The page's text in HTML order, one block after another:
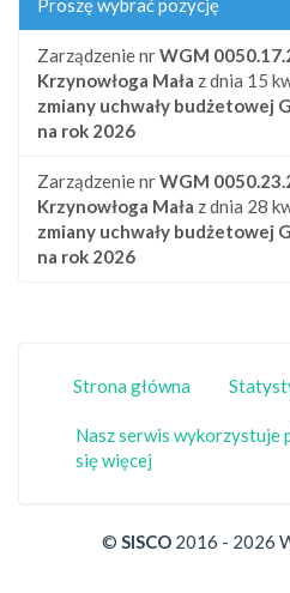
Proszę wybrać pozycję
Zarządzenie nrWGM
Krzynowłoga Mała z dnia 15
zmiany uchwały budżetowej
na rok 2026
Zarządzenie nrWGM
Krzynowłoga Mała z dnia 28
zmiany uchwały budżetowej
na rok 2026
Strona główna
Nasz serwis wykorzystuje
się więcej
© SISCO 2016 - 2026